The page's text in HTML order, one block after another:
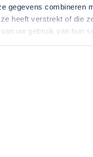
gegevens combineren
heeft verstrekt of die
uw gebruik van hun